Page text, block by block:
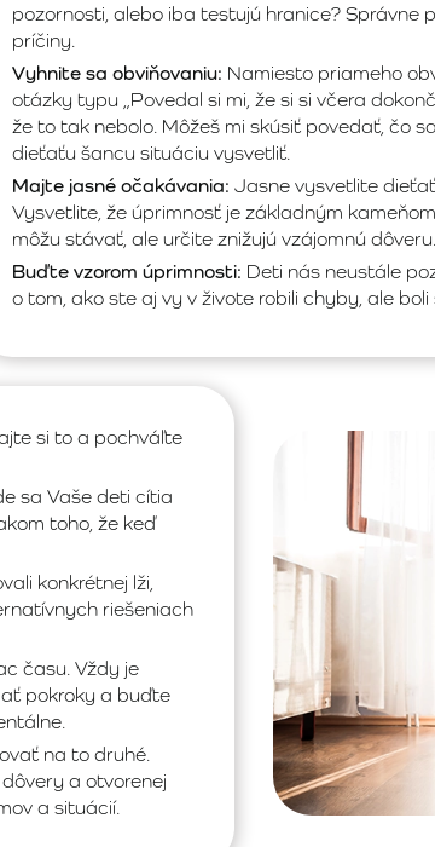
pozornosti, alebo iba testujú hranice? Správne
príčiny.
Vyhnite sa obviňovaniu: Namiesto priameho
otázky typu „Povedal si mi, že si si včera
že to tak nebolo. Môžeš mi skúsiť povedať, čo
dieťaťu šancu situáciu vysvetliť.
Majte jasné očakávania: Jasne vysvetlite
Vysvetlite, že úprimnosť je základným
môžu stávať, ale určite znižujú vzájomnú dôveru.
Buďte vzorom úprimnosti: Deti nás neustále
o tom, ako ste aj vy v živote robili chyby, ale
si to a pochváľte
sa Vaše deti cítia
toho, že keď
konkrétnej lži,
riešeniach
času. Vždy je
pokroky a buďte
na to druhé.
a otvorenej
a situácií.